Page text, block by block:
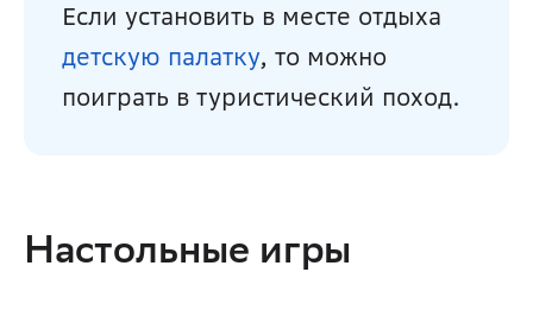
детскую палатку, то можно
поиграть в туристический поход.
Настольные игры